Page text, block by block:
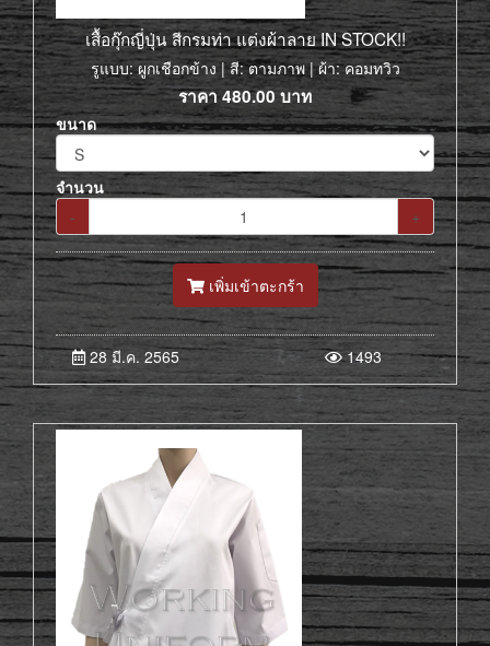
เสื้อกุ๊กญี่ปุ่น สีกรมท่า แต่งผ้าลาย IN STOCK!!
รูแบบ: ผูกเชือกข้าง | สี: ตามภาพ | ผ้า: คอมทวิว
ราคา480.00 บาท
ขนาด
จำนวน
-
+
เพิ่มเข้าตะกร้า
28 มี.ค. 2565 1493